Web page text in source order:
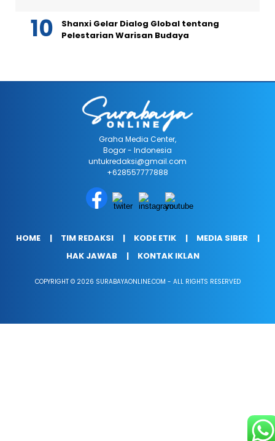
Shanxi Gelar Dialog Global tentang
Pelestarian Warisan Budaya
Graha Media Center,
Bogor - Indonesia
untukredaksi@gmail.com
+628557777888
HOME TIM REDAKSI KODE ETIK
MEDIA SIBER
HAK JAWAB
KONTAK IKLAN
COPYRIGHT © 2026 SURABAYAONLINE.COM - ALL RIGHTS RESERVED